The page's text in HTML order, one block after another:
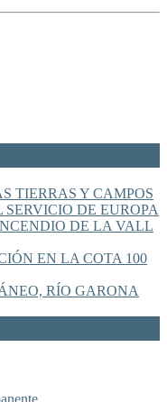
TIERRAS Y CAMPOS
DE EUROPA
DE LA VALL
EN LA COTA 100
RÍO GARONA